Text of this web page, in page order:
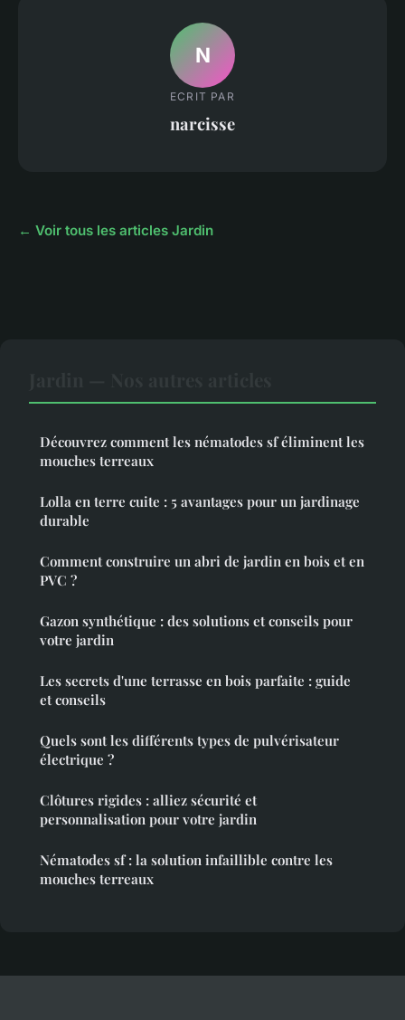
N
ECRIT PAR
narcisse
← Voir tous les articles Jardin
Découvrez comment les nématodes sf éliminent les
mouches terreaux
Lolla en terre cuite : 5 avantages pour un jardinage
durable
Comment construire un abri de jardin en bois et en
PVC ?
Gazon synthétique : des solutions et conseils pour
votre jardin
Les secrets d'une terrasse en bois parfaite : guide
et conseils
Quels sont les différents types de pulvérisateur
électrique ?
Clôtures rigides : alliez sécurité et
personnalisation pour votre jardin
Nématodes sf : la solution infaillible contre les
mouches terreaux